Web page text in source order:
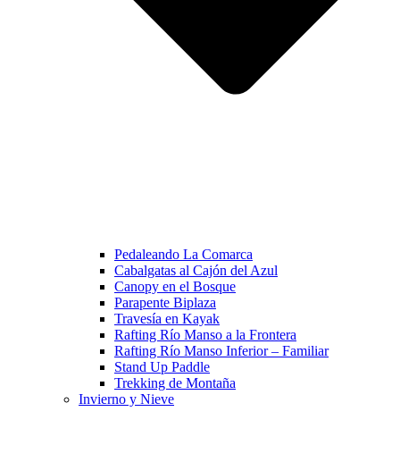
Pedaleando La Comarca
Cabalgatas al Cajón del Azul
Canopy en el Bosque
Parapente Biplaza
Travesía en Kayak
Rafting Río Manso a la Frontera
Rafting Río Manso Inferior – Familiar
Stand Up Paddle
Trekking de Montaña
Invierno y Nieve